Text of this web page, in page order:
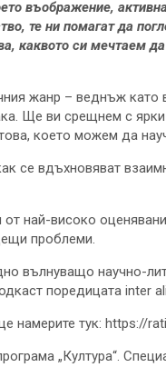
въображение,
те ни помагат да
каквото си мечтаем
жанр – веднъж като
Ще ви срещнем с
което можем да
се вдъхновяват
най-високо
проблеми.
вълнуващо научно-
поредицата inter
намерите тук: https://
„Култура“.